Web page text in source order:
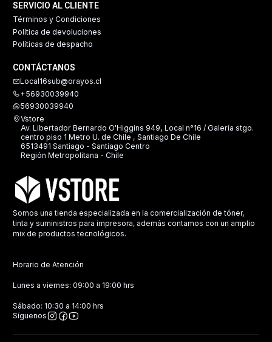
SERVICIO AL CLIENTE
Términos y Condiciones
Política de devoluciones
Políticas de despacho
CONTÁCTANOS
Local16sub@orayos.cl
+56930039940
56930039940
Vstore
Av. Libertador Bernardo O'Higgins 949, Local n°16 / Galería stgo.
centro piso 1 Metro U. de Chile , Santiago De Chile
6513491 Santiago - Santiago Centro
Región Metropolitana - Chile
Somos una tienda especializada en la comercialización de tóner,
tinta y suministros para impresora, además contamos con un amplio
mix de productos tecnológicos.
Horario de Atención
Lunes a viernes: 09:00 a 19:00 hrs
Sábado: 10:30 a 14:00 hrs
Síguenos